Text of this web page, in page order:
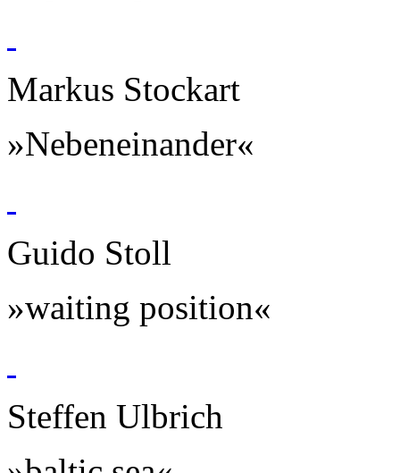
Markus Stockart
»Nebeneinander«
Guido Stoll
»waiting position«
Steffen Ulbrich